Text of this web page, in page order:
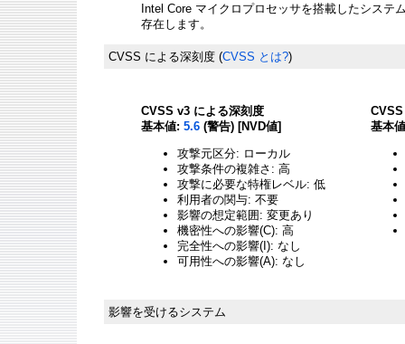
Intel Core マイクロプロセッサを搭載したシステ
存在します。
CVSS による深刻度 (CVSS とは?)
CVSS v3 による深刻度
基本値: 5.6 (警告) [NVD値]
攻撃元区分: ローカル
攻撃条件の複雑さ: 高
攻撃に必要な特権レベル: 低
利用者の関与: 不要
影響の想定範囲: 変更あり
機密性への影響(C): 高
完全性への影響(I): なし
可用性への影響(A): なし
基本
影響を受けるシステム